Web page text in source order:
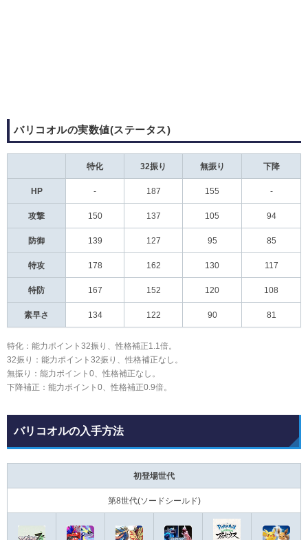
バリコオルの実数値(ステータス)
特化 32振り 無振り 下降
HP - 187 155 -
攻撃 150 137 105 94
防御 139 127 95 85
特攻 178 162 130 117
特防 167 152 120 108
素早さ 134 122 90 81
特化：能力ポイント32振り、性格補正1.1倍。
32振り：能力ポイント32振り、性格補正なし。
無振り：能力ポイント0、性格補正なし。
下降補正：能力ポイント0、性格補正0.9倍。
バリコオルの入手方法
初登場世代
第8世代(ソードシールド)